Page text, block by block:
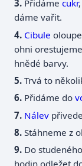
Přidámecukr
dáme vařit.
Cibule
ohni
hnědé barvy.
Trvá to
Přidáme do
Nálev
Stáhneme z
Do studeného